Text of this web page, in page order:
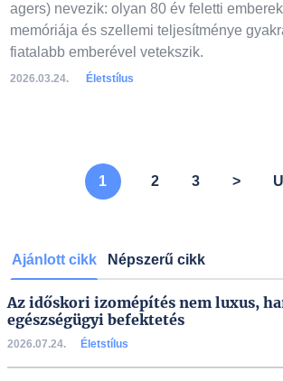
agers) nevezik: olyan 80 év feletti
memóriája és szellemi teljesítménye
fiatalabb emberével vetekszik.
2026.03.24. Életstílus
1 2 3 >
Ajánlott cikk Népszerű cikk
Az időskori izomépítés nem luxus,
egészségügyi befektetés
2026.07.24. Életstílus